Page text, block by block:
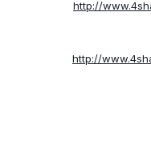
http://
http://